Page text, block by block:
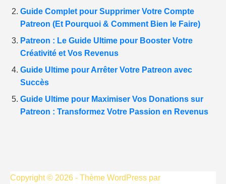
Guide Complet pour Supprimer Votre Compte
Patreon (Et Pourquoi & Comment Bien le Faire)
Patreon : Le Guide Ultime pour Booster Votre
Créativité et Vos Revenus
Guide Ultime pour Arrêter Votre Patreon avec
Succès
Guide Ultime pour Maximiser Vos Donations sur
Patreon : Transformez Votre Passion en Revenus
Copyright © 2026 - Thème WordPress par